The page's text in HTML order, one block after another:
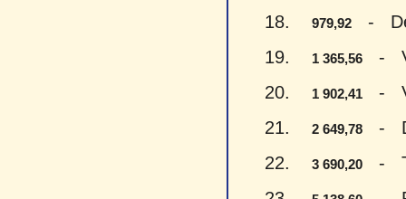
18.
979,92
-
19.
1 365,56
-
20.
1 902,41
-
21.
2 649,78
-
22.
3 690,20
-